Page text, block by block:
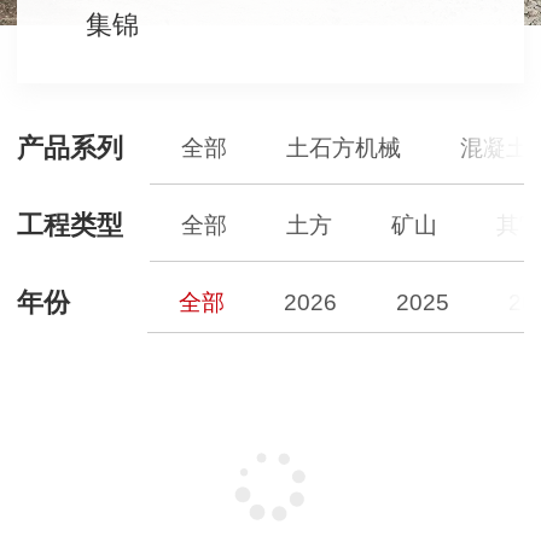
集锦
产品系列 全部 土石方机械 混凝土
工程类型 全部 土方 矿山 其
年份 全部 2026 2025